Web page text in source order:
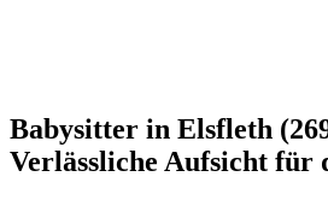
Babysitter in Elsfleth
Verlässliche Aufsicht für